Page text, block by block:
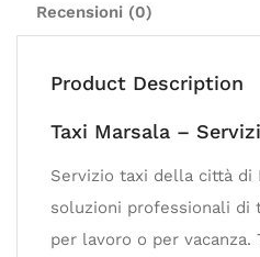
Recensioni (0)
Product Description
Taxi Marsala –
Servizio taxi della città di
soluzioni professionali di
per lavoro o per